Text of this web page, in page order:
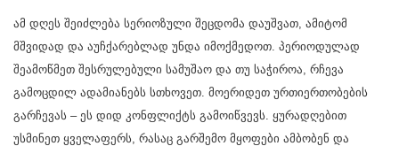
ამ დღეს შეიძლება სერიოზული შეცდომა დაუშვათ, ამიტომ
მშვიდად და აუჩქარებლად უნდა იმოქმედოთ. პერიოდულად
შეამოწმეთ შესრულებული სამუშაო და თუ საჭიროა, რჩევა
გამოცდილ ადამიანებს სთხოვეთ. მოერიდეთ ურთიერთობების
გარჩევას – ეს დიდ კონფლიქტს გამოიწვევს. ყურადღებით
უსმინეთ ყველაფერს, რასაც გარშემო მყოფები ამბობენ და